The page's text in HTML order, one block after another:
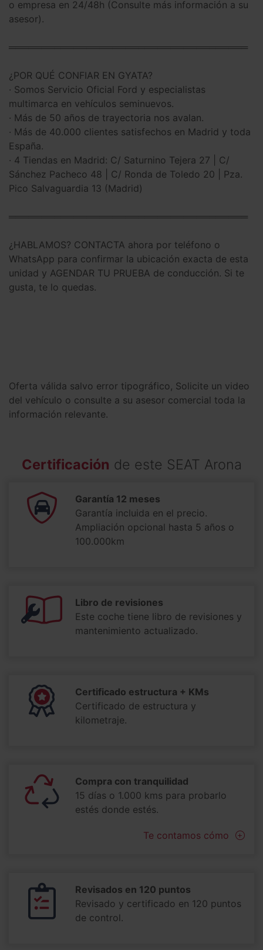
o empresa en 24/48h (Consulte más información a su
asesor).
═════════════════════════════════════
¿POR QUÉ CONFIAR EN GYATA?
· Somos Servicio Oficial Ford y especialistas
multimarca en vehículos seminuevos.
· Más de 50 años de trayectoria nos avalan.
· Más de 40.000 clientes satisfechos en Madrid y toda
España.
· 4 Tiendas en Madrid: C/ Saturnino Tejera 27 | C/
Sánchez Pacheco 48 | C/ Ronda de Toledo 20 | Pza.
Pico Salvaguardia 13 (Madrid)
═════════════════════════════════════
¿HABLAMOS? CONTACTA ahora por teléfono o
WhatsApp para confirmar la ubicación exacta de esta
unidad y AGENDAR TU PRUEBA de conducción. Si te
gusta, te lo quedas.
Oferta válida salvo error tipográfico, Solicite un video
del vehículo o consulte a su asesor comercial toda la
información relevante.
Certificación de este SEAT Arona
Garantía 12 meses
Garantía incluida en el precio.
Ampliación opcional hasta 5 años o
100.000km
Libro de revisiones
Este coche tiene libro de revisiones y
mantenimiento actualizado.
Certificado estructura + KMs
Certificado de estructura y
kilometraje.
Compra con tranquilidad
15 días o 1.000 kms para probarlo
estés donde estés.
Te contamos cómo
Revisados en 120 puntos
Revisado y certificado en 120 puntos
de control.